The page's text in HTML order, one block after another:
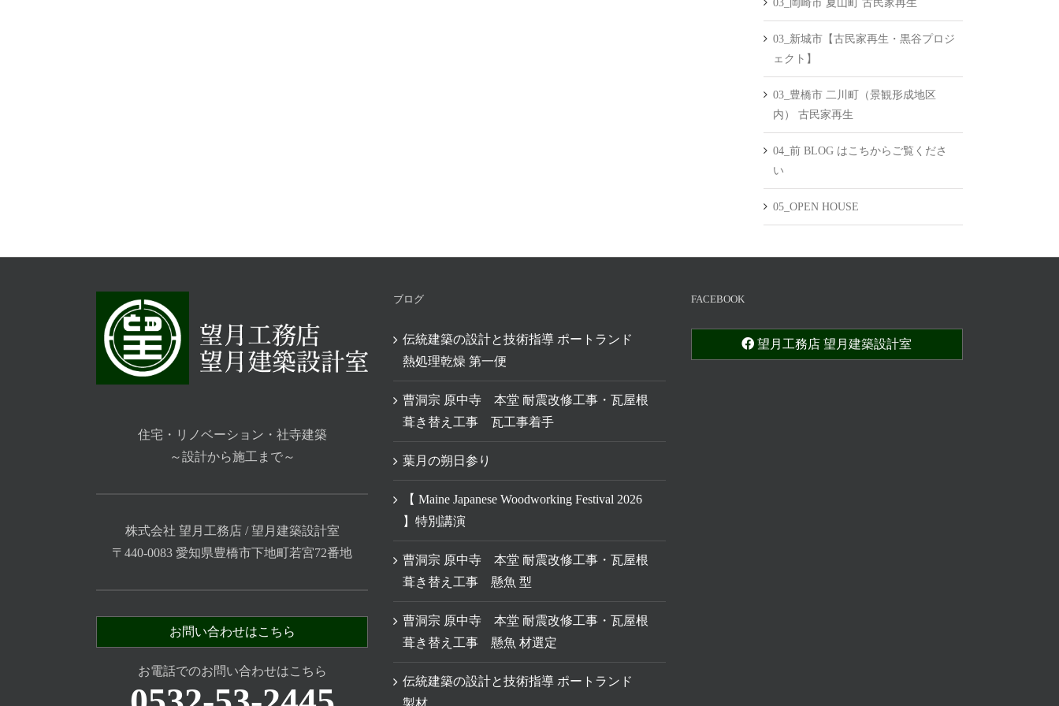
03_岡崎市 夏山町 古民家再生
03_新城市【古民家再生・黒谷プロジ
ェクト】
03_豊橋市 二川町（景観形成地区
内） 古民家再生
04_前 BLOG はこちからご覧くださ
い
05_OPEN HOUSE
住宅・リノベーション・社寺建築
～設計から施工まで～
株式会社 望月工務店 / 望月建築設計室
〒440-0083 愛知県豊橋市下地町若宮72番地
お問い合わせはこちら
お電話でのお問い合わせはこちら
ブログ
伝統建築の設計と技術指導 ポートランド
熱処理乾燥 第一便
曹洞宗 原中寺 本堂 耐震改修工事・瓦屋根
葺き替え工事 瓦工事着手
葉月の朔日参り
【 Maine Japanese Woodworking Festival 2026
】特別講演
曹洞宗 原中寺 本堂 耐震改修工事・瓦屋根
葺き替え工事 懸魚 型
曹洞宗 原中寺 本堂 耐震改修工事・瓦屋根
葺き替え工事 懸魚 材選定
伝統建築の設計と技術指導 ポートランド
製材
FACEBOOK
望月工務店 望月建築設計室